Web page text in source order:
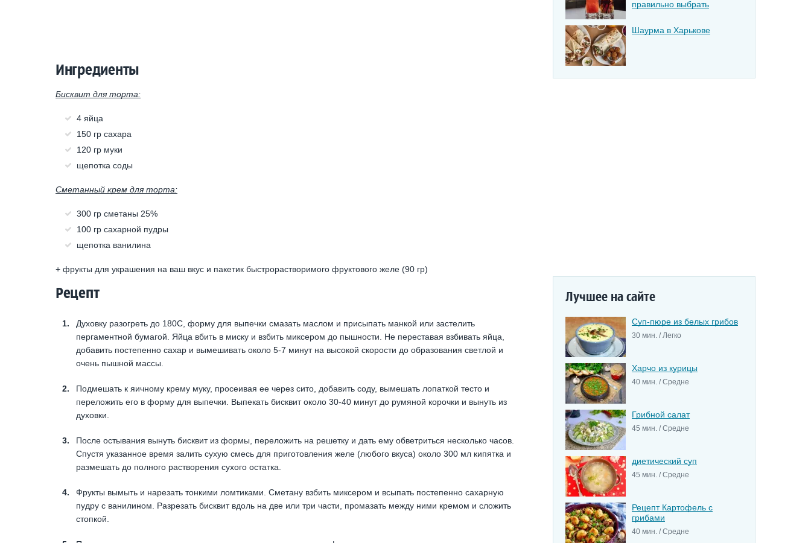
Ингредиенты
Бисквит для торта:
4 яйца
150 гр сахара
120 гр муки
щепотка соды
Сметанный крем для торта:
300 гр сметаны 25%
100 гр сахарной пудры
щепотка ванилина
+ фрукты для украшения на ваш вкус и пакетик быстрорастворимого фруктового желе (90 гр)
Рецепт
Духовку разогреть до 180С, форму для выпечки смазать маслом и присыпать манкой или застелить
пергаментной бумагой. Яйца вбить в миску и взбить миксером до пышности. Не переставая взбивать яйца,
добавить постепенно сахар и вымешивать около 5-7 минут на высокой скорости до образования светлой и
очень пышной массы.
Подмешать к яичному крему муку, просеивая ее через сито, добавить соду, вымешать лопаткой тесто и
переложить его в форму для выпечки. Выпекать бисквит около 30-40 минут до румяной корочки и вынуть из
духовки.
После остывания вынуть бисквит из формы, переложить на решетку и дать ему обветриться несколько часов.
Спустя указанное время залить сухую смесь для приготовления желе (любого вкуса) около 300 мл кипятка и
размешать до полного растворения сухого остатка.
Фрукты вымыть и нарезать тонкими ломтиками. Сметану взбить миксером и всыпать постепенно сахарную
пудру с ванилином. Разрезать бисквит вдоль на две или три части, промазать между ними кремом и сложить
стопкой.
правильно выбрать
Шаурма в Харькове
Лучшее на сайте
Суп-пюре из белых грибов
30 мин. / Легко
Харчо из курицы
40 мин. / Средне
Грибной салат
45 мин. / Средне
диетический суп
45 мин. / Средне
Рецепт Картофель с
грибами
40 мин. / Средне